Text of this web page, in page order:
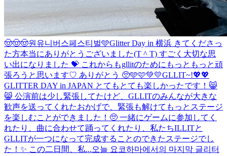
🤠🤠🤠원유니버스페스티벌🩵Glitter Day in 横浜 きてくださっ
た方本当にありがとうございました(T ^ T) すごく大切な思
い出になりました 💝 これからもgllitのためにもっともっと頑
張ろうと思います♡ ありがとう 🥺🩵🩷💚💛GLLIT~!💖💖
GLITTER DAY in JAPAN とてもとても楽しかったです！😸
😸 公演前は少し緊張してたけど、GLLITのみんなが大きな
歓声を送ってくれたおかげで、緊張も解けてもっとステージ
を楽しむことができました！🥺 一緒にゲームに参加してく
れたり、曲に合わせて踊ってくれたり、私たちILLITと
GLLITが一つになって完成することのできたステージでし
た！✨ この二日間、私...오늘 요코하마에서의 마지막 글리터